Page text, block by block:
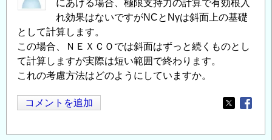
にあげる場合、極限支持力の計算で有効根入
れ効果はないですがNCとNγは斜面上の基礎
として計算します。
この場合、ＮＥＸＣＯでは斜面はずっと続くものとし
て計算しますが実際は短い範囲で終わります。
これの考慮方法はどのようにしていますか。
コメントを追加
Opens in